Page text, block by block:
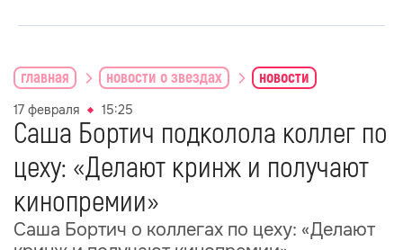
главная новости о звездах новости
17 февраля 15:25
Саша Бортич подколола коллег по
цеху: «Делают кринж и получают
кинопремии»
Саша Бортич о коллегах по цеху: «Делают